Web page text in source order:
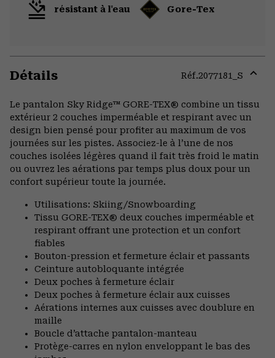
résistant à l'eau Gore-Tex
Détails Réf.2077181_S
Le pantalon Sky Ridge™ GORE-TEX® combine un tissu
extérieur 2 couches imperméable et respirant avec un
design bien pensé pour profiter au maximum de vos
journées sur les pistes. Associez-le à l’une de nos
couches isolées légères quand il fait très froid le matin
ou ouvrez les aérations par temps plus doux pour un
confort supérieur toute la journée.
Utilisations: Skiing/Snowboarding
Tissu GORE-TEX® deux couches imperméable et
respirant offrant une protection et un confort
fiables
Bouton-pression et fermeture éclair et passants
Ceinture autobloquante intégrée
Deux poches à fermeture éclair
Deux poches à fermeture éclair aux cuisses
Aérations internes aux cuisses avec doublure en
maille
Boucle d’attache pantalon-manteau
Protège-carres en nylon enveloppant le bas des